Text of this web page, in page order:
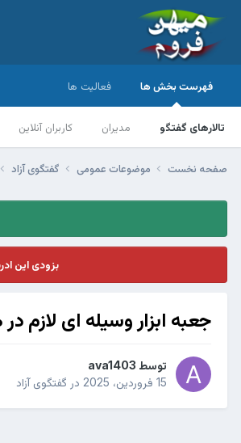
فهرست بخش ها
تالارهای گفتگو مدیران کاربران آنلاین
فعالیت ها
صفحه نخست موضوعات عمومی گفتگوی آزاد
بزودی این
جعبه ابزار وسیله ای لازم
توسط ava1403
15 فروردین، 2025
در گفتگوی آزاد